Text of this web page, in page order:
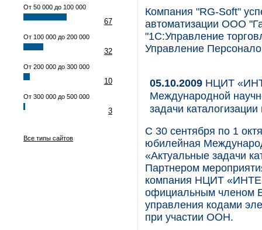
От 50 000 до 100 000
67
От 100 000 до 200 000
32
От 200 000 до 300 000
10
От 300 000 до 500 000
3
Все типы сайтов
Компания "RG-Soft"
автоматизации ООО
"1С:Управление
Управление
05.10.2009 НЦИТ
Международной
задачи
С 30 сентября по 1
юбилейная
«Актуальные задачи
Партнером
компания НЦИТ
официальным членом
управления кодами
при участии ООН.